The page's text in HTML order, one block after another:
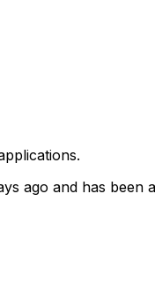
ago and has